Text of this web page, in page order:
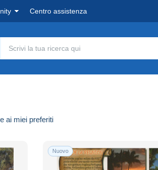
Centro assistenza
ai miei preferiti
Nuovo